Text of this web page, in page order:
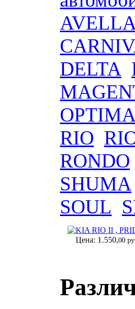
DELTA
RIO
RONDO
SHUMA
SOUL
KIA RIO II ,
Цена: 1.550,00